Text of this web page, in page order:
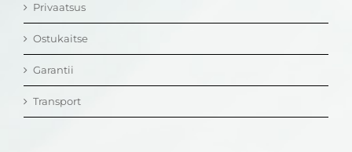
Privaatsus
Ostukaitse
Garantii
Transport